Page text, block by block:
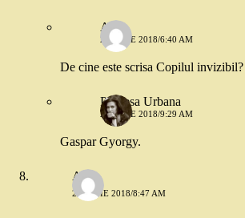
Ana
23 IULIE 2018/6:40 AM
De cine este scrisa Copilul invizibil?
Printesa Urbana
23 IULIE 2018/9:29 AM
Gaspar Gyorgy.
Alina
29 IUNIE 2018/8:47 AM